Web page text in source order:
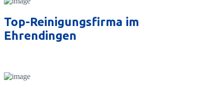
Top-Reinigungsfirma im
Ehrendingen